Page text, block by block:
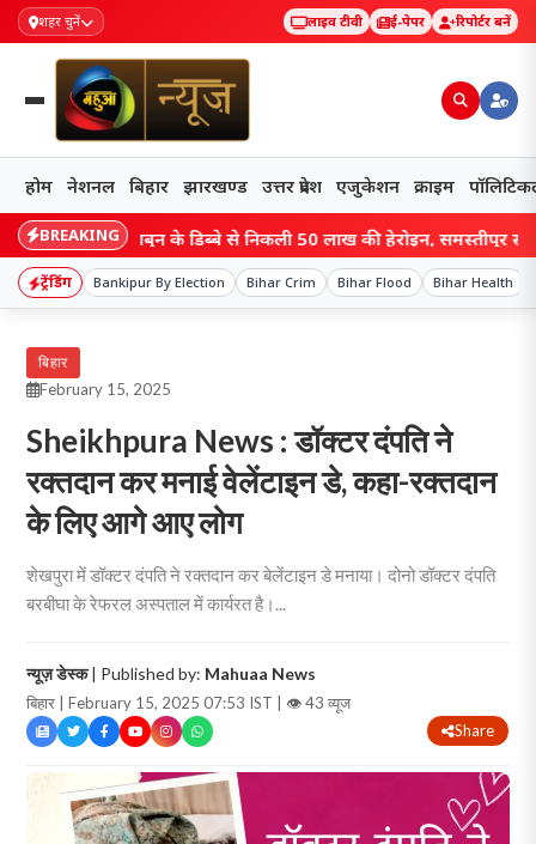
शहर चुनें लाइव टीवी ई-पेपर रिपोर्टर बनें
होम नेशनल बिहार झारखण्ड उत्तर प्रदेश एजुकेशन क्राइम
BREAKING
बिहार में साबुन के डिब्बे से निकली 50 लाख की हेरोइन, समस्तीपुर स्टेशन पर
ट्रेंडिंग Bankipur By Election Bihar Crim Bihar Flood Bihar Health
बिहार
February 15, 2025
Sheikhpura News : डॉक्टर दंपति ने
रक्तदान कर मनाई वेलेंटाइन डे, कहा-रक्तदान
के लिए आगे आए लोग
शेखपुरा में डॉक्टर दंपति ने रक्तदान कर बेलेंटाइन डे मनाया। दोनो डॉक्टर दंपति
बरबीघा के रेफरल अस्पताल में कार्यरत है।...
न्यूज़ डेस्क| Published by: Mahuaa News
बिहार | February 15, 2025 07:53 IST | 👁 43 व्यूज
Share